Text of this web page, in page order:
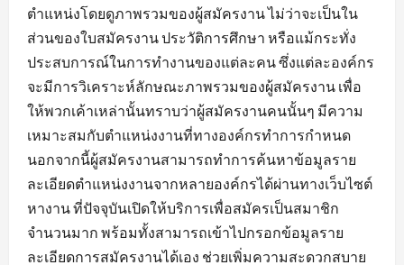
ตำแหน่งโดยดูภาพรวมของผู้สมัครงาน ไม่ว่าจะเป็นใน
ส่วนของใบสมัครงาน ประวัติการศึกษา หรือแม้กระทั่ง
ประสบการณ์ในการทำงานของแต่ละคน ซึ่งแต่ละองค์กร
จะมีการวิเคราะห์ลักษณะภาพรวมของผู้สมัครงาน เพื่อ
ให้พวกเค้าเหล่านั้นทราบว่าผู้สมัครงานคนนั้นๆ มีความ
เหมาะสมกับตำแหน่งงานที่ทางองค์กรทำการกำหนด
นอกจากนี้ผู้สมัครงานสามารถทำการค้นหาข้อมูลราย
ละเอียดตำแหน่งงานจากหลายองค์กรได้ผ่านทางเว็บไซต์
หางาน ที่ปัจจุบันเปิดให้บริการเพื่อสมัครเป็นสมาชิก
จำนวนมาก พร้อมทั้งสามารถเข้าไปกรอกข้อมูลราย
ละเอียดการสมัครงานได้เอง ช่วยเพิ่มความสะดวกสบาย